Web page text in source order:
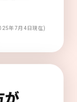
年7月4日現在)